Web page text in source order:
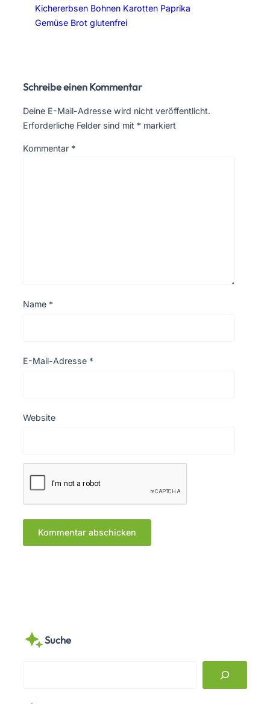
Kichererbsen Bohnen Karotten Paprika
Gemüse Brot glutenfrei
Schreibe einen Kommentar
Deine E-Mail-Adresse wird nicht veröffentlicht.
Erforderliche Felder sind mit * markiert
Kommentar *
Name *
E-Mail-Adresse *
Website
Suche